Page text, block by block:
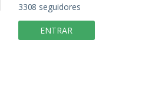
3308 seguidores
ENTRAR